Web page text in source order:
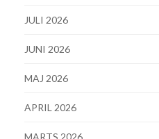
JULI 2026
JUNI 2026
MAJ 2026
APRIL 2026
MARTS 2026